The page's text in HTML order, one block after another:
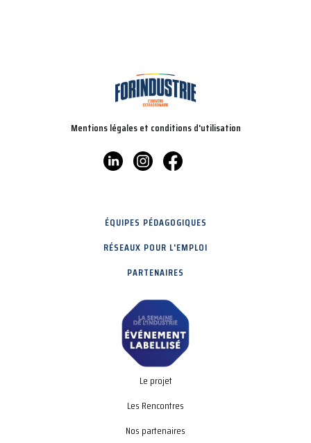
Mentions légales et conditions d'utilisation
ÉQUIPES PÉDAGOGIQUES
RÉSEAUX POUR L'EMPLOI
PARTENAIRES
Le projet
Les Rencontres
Nos partenaires